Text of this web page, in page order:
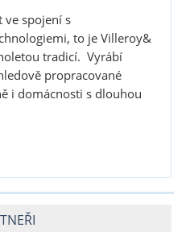
ve spojení s
to je Villeroy&
tradicí. Vyrábí
propracované
i domácnosti s dlouhou